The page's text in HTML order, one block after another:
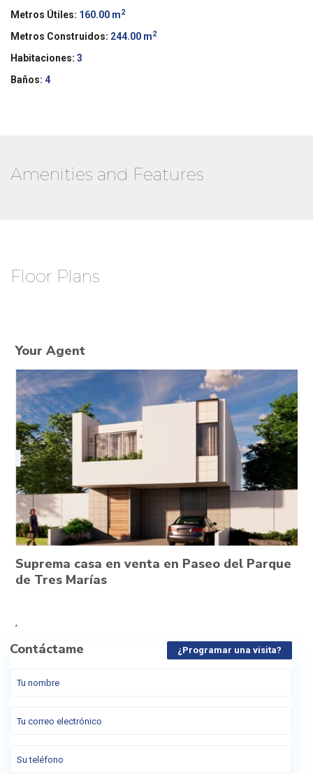
Metros Útiles: 160.00 m2
Metros Construidos: 244.00 m2
Habitaciones: 3
Baños: 4
Amenities and Features
Floor Plans
Your Agent
Suprema casa en venta en Paseo del Parque
de Tres Marías
,
Contáctame ¿Programar una visita?